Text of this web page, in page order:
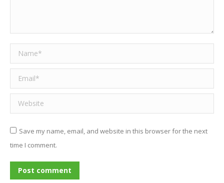
Name *
Email *
Website
Save my name, email, and website in this browser for the next
time I comment.
Post comment